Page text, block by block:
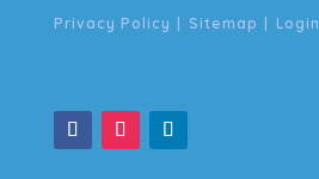
Privacy Policy | Sitemap | Login